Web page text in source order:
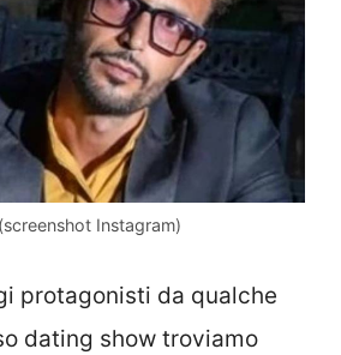
Instagram)
protagonisti da qualche
dating show troviamo